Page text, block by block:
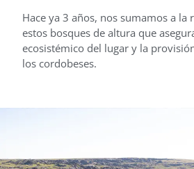
​Hace ya 3 años, nos sumamos a la
estos bosques de altura que
ecosistémico del lugar y la
los cordobeses.